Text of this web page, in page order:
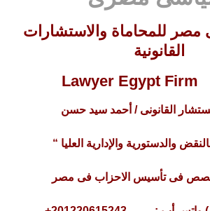
للمحاماة والاستشارات
القانونية
القانونى / أحمد سيد حسن
والدستورية والإدارية العليا “
فى تأسيس الاحزاب فى مصر